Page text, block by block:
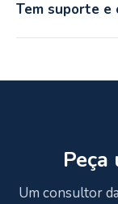
Tem suporte e
Um consultor